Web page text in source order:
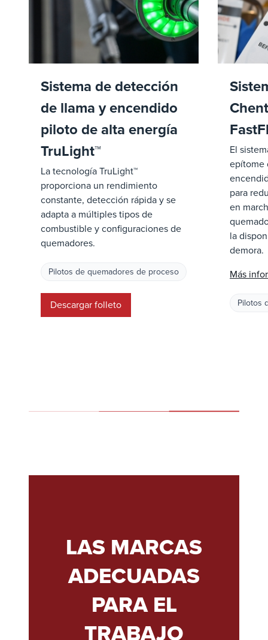
Sistema de detección
de llama y encendido
piloto de alta energía
TruLight™
La tecnología TruLight™
proporciona un rendimiento
constante, detección rápida y se
adapta a múltiples tipos de
combustible y configuraciones de
quemadores.
Pilotos de quemadores de proceso
Descargar folleto
El
epítome
para
en
la
demora.
Más
Pilotos
LAS MARCAS
ADECUADAS
PARA EL
TRABAJO